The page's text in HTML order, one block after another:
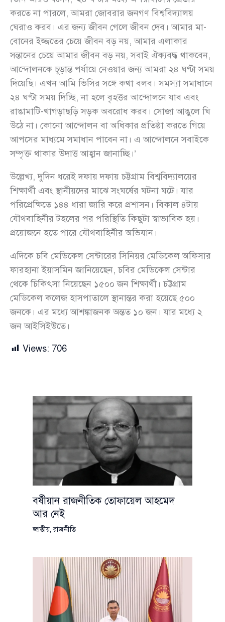
করতে না পারলে, আমরা জোবরার জনগণ বিশ্ববিদ্যালয়
ঘেরাও করব। এর জন্য জীবন গেলে জীবন দেব। আমার মা-
বোনের ইজ্জতের চেয়ে জীবন বড় নয়, আমার এলাকার
সন্তানের চেয়ে আমার জীবন বড় নয়, সবাই ঐক্যবদ্ধ থাকবেন,
আন্দোলনকে চূড়ান্ত পর্যায়ে নেওয়ার জন্য আমরা ২৪ ঘণ্টা সময়
দিয়েছি। এখন আমি ভিসির সঙ্গে কথা বলব। সমস্যা সমাধানে
২৪ ঘণ্টা সময় দিচ্ছি, না হলে বৃহত্তর আন্দোলনে যাব এবং
রাঙামাটি-খাগড়াছড়ি সড়ক অবরোধ করব। সোজা আঙুলে ঘি
উঠে না। কোনো আন্দোলন বা অধিকার প্রতিষ্ঠা করতে গিয়ে
আপসের মাধ্যমে সমাধান পাবেন না। এ আন্দোলনে সবাইকে
সম্পৃক্ত থাকার উদাত্ত আহ্বান জানাচ্ছি।’
উল্লেখ্য, দুদিন ধরেই দফায় দফায় চট্টগ্রাম বিশ্ববিদ্যালয়ের
শিক্ষার্থী এবং স্থানীয়দের মাঝে সংঘর্ষের ঘটনা ঘটে। যার
পরিপ্রেক্ষিতে ১৪৪ ধারা জারি করে প্রশাসন। বিকাল ৪টায়
যৌথবাহিনীর টহলের পর পরিস্থিতি কিছুটা স্বাভাবিক হয়।
প্রয়োজনে হতে পারে যৌথবাহিনীর অভিযান।
এদিকে চবি মেডিকেল সেন্টারের সিনিয়র মেডিকেল অফিসার
ফারহানা ইয়াসমিন জানিয়েছেন, চবির মেডিকেল সেন্টার
থেকে চিকিৎসা নিয়েছেন ১৫০০ জন শিক্ষার্থী। চট্টগ্রাম
মেডিকেল কলেজ হাসপাতালে স্থানান্তর করা হয়েছে ৫০০
জনকে। এর মধ্যে আশঙ্কাজনক অন্তত ১০ জন। যার মধ্যে ২
জন আইসিইউতে।
Views: 706
বর্ষীয়ান রাজনীতিক তোফায়েল আহমেদ
আর নেই
জাতীয়,রাজনীতি